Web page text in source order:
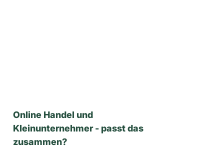
Online Handel und
Kleinunternehmer - passt das
zusammen?